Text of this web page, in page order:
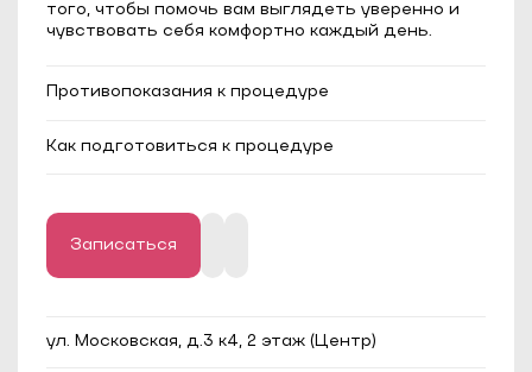
того, чтобы помочь вам выглядеть уверенно и
чувствовать себя комфортно каждый день.
Противопоказания к процедуре
Эпилепсия;
Онкологические заболевания;
Тяжелые системные и аутоиммунные
прогревы от лечащего врача);
Как подготовиться к процедуре
За 2-3 недели до процедуры следует
отказаться от любого загара и исключить
методы удаления волос, кроме бритвы или
ул. Московская, д.3 к4, 2 этаж (Центр)